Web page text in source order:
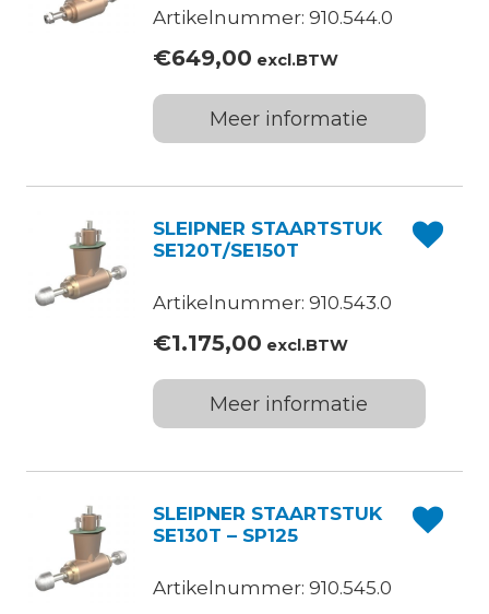
Artikelnummer: 910.544.0
€649,00 excl.BTW
Meer informatie
SLEIPNER STAARTSTUK
SE120T/SE150T
Artikelnummer: 910.543.0
€1.175,00 excl.BTW
Meer informatie
SLEIPNER STAARTSTUK
SE130T – SP125
Artikelnummer: 910.545.0